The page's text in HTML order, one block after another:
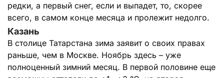
редки, а первый снег, если и выпадет, то, скорее
всего, в самом конце месяца и пролежит недолго.
Казань
В столице Татарстана зима заявит о своих правах
раньше, чем в Москве. Ноябрь здесь – уже
полноценный зимний месяц. В первой половине еще